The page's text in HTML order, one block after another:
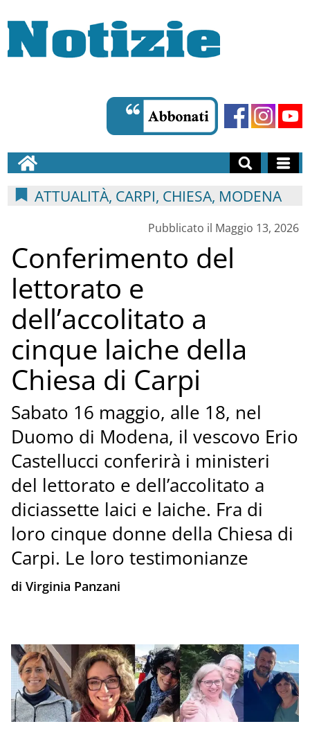
ATTUALITÀ, CARPI, CHIESA, MODENA
Pubblicato il Maggio 13, 2026
Conferimento del
lettorato e
dell’accolitato a
cinque laiche della
Chiesa di Carpi
Sabato 16 maggio, alle 18, nel
Duomo di Modena, il vescovo Erio
Castellucci conferirà i ministeri
del lettorato e dell’accolitato a
diciassette laici e laiche. Fra di
loro cinque donne della Chiesa di
Carpi. Le loro testimonianze
di Virginia Panzani